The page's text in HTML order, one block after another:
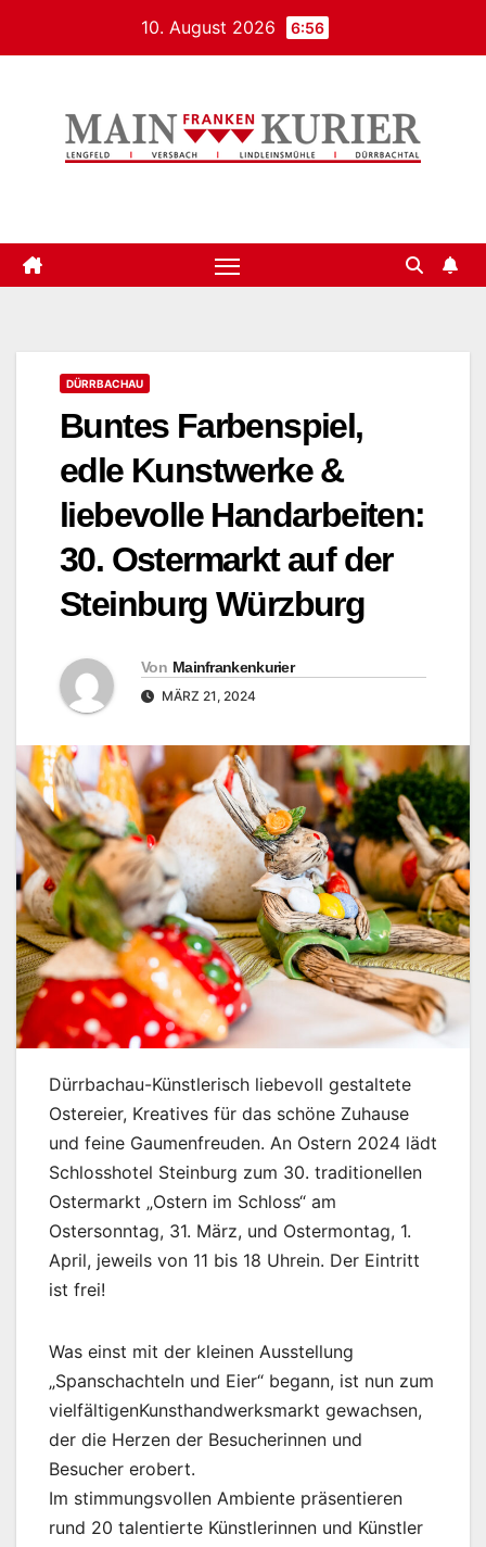
10. August 2026 6:56
DÜRRBACHAU
Buntes Farbenspiel,
edle Kunstwerke &
liebevolle Handarbeiten:
30. Ostermarkt auf der
Steinburg Würzburg
Von Mainfrankenkurier
MÄRZ 21, 2024
Dürrbachau-Künstlerisch liebevoll gestaltete
Ostereier, Kreatives für das schöne Zuhause
und feine Gaumenfreuden. An Ostern 2024 lädt
Schlosshotel Steinburg zum 30. traditionellen
Ostermarkt „Ostern im Schloss“ am
Ostersonntag, 31. März, und Ostermontag, 1.
April, jeweils von 11 bis 18 Uhrein. Der Eintritt
ist frei!
Was einst mit der kleinen Ausstellung
„Spanschachteln und Eier“ begann, ist nun zum
vielfältigenKunsthandwerksmarkt gewachsen,
der die Herzen der Besucherinnen und
Besucher erobert.
Im stimmungsvollen Ambiente präsentieren
rund 20 talentierte Künstlerinnen und Künstler